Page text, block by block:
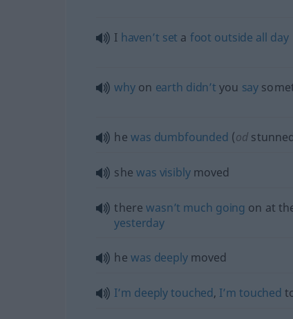
I haven’t set a foot outside all day
whyon earth didn’t you say
he was dumbfounded (od
she was visiblymoved
therewasn’t much going on at
yesterday
he was deeplymoved
I’m deeplytouched, I’m touched